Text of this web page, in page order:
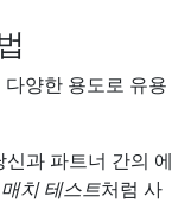
양한 용도로 유용
과 파트너 간의 에
치 테스트처럼 사